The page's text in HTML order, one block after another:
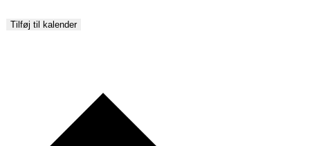
Tilføj til kalender